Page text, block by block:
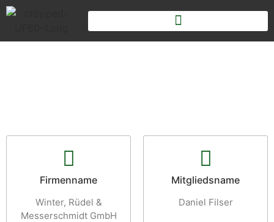
Firmenname
Winter, Rüdel &
Messerschmidt GmbH
Mitgliedsname
Daniel Filser